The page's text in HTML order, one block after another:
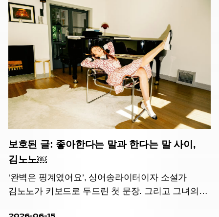
보호된 글: 좋아한다는 말과 한다는 말 사이,
김노노￼
‘완벽은 핑계였어요’, 싱어송라이터이자 소설가
김노노가 키보드로 두드린 첫 문장. 그리고 그녀의